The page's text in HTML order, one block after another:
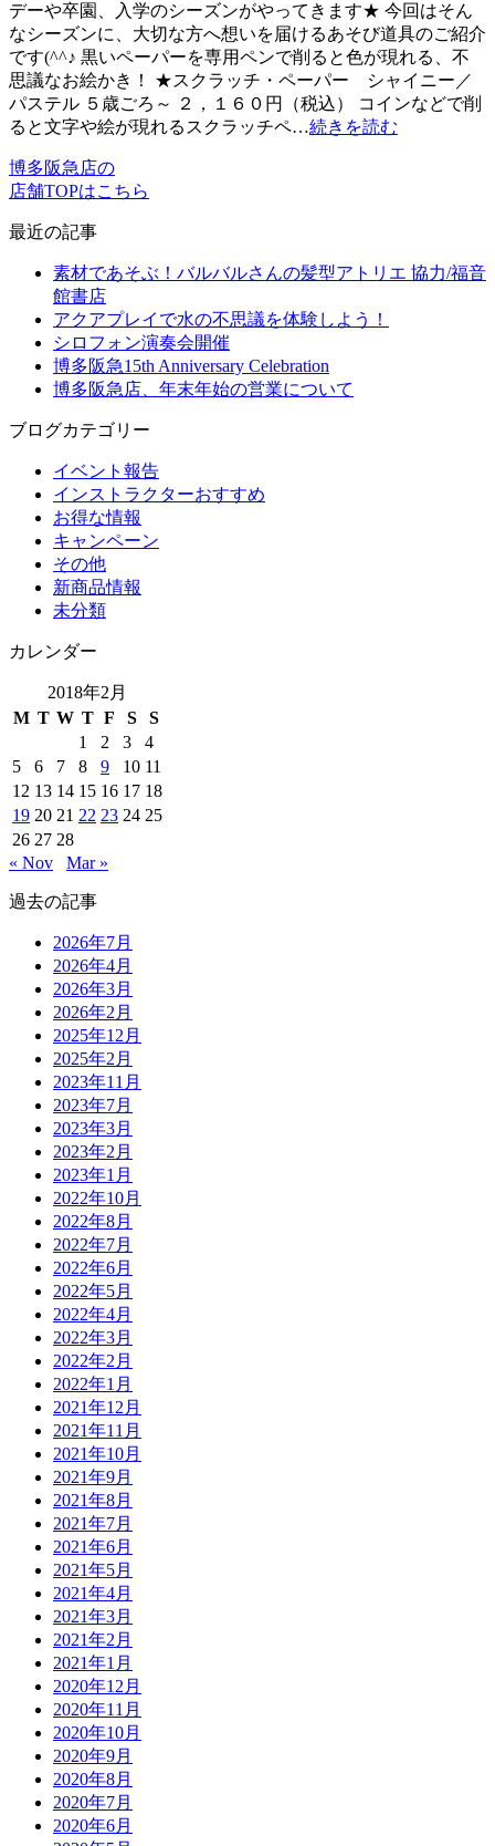
デーや卒園、入学のシーズンがやってきます★ 今回はそん
なシーズンに、大切な方へ想いを届けるあそび道具のご紹介
です(^^♪ 黒いペーパーを専用ペンで削ると色が現れる、不
思議なお絵かき！ ★スクラッチ・ペーパー シャイニー／
パステル ５歳ごろ～ ２，１６０円（税込） コインなどで削
ると文字や絵が現れるスクラッチペ…続きを読む
博多阪急店の
店舗TOPはこちら
最近の記事
素材であそぶ！バルバルさんの髪型アトリエ 協力/福音
館書店
アクアプレイで水の不思議を体験しよう！
シロフォン演奏会開催
博多阪急15th Anniversary Celebration
博多阪急店、年末年始の営業について
ブログカテゴリー
イベント報告
インストラクターおすすめ
お得な情報
キャンペーン
その他
新商品情報
未分類
カレンダー
2018年2月
M T W T F S
S
1
2 3
4
5
6 7 8 9 10 11
12 13 14 15 16 17 18
19 20 21 22 23 24 25
26 27 28
« Nov
Mar »
過去の記事
2026年7月
2026年4月
2026年3月
2026年2月
2025年12月
2025年2月
2023年11月
2023年7月
2023年3月
2023年2月
2023年1月
2022年10月
2022年8月
2022年7月
2022年6月
2022年5月
2022年4月
2022年3月
2022年2月
2022年1月
2021年12月
2021年11月
2021年10月
2021年9月
2021年8月
2021年7月
2021年6月
2021年5月
2021年4月
2021年3月
2021年2月
2021年1月
2020年12月
2020年11月
2020年10月
2020年9月
2020年8月
2020年7月
2020年6月